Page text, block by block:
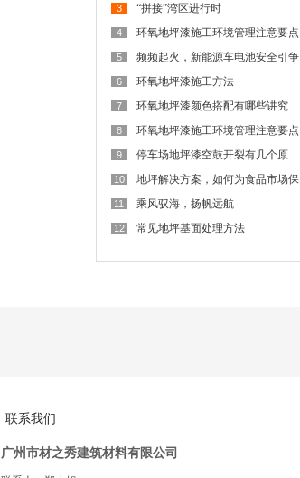
3 “拼接”湾区进行时
4 环氧地坪漆施工环境管理注意要点
5
频频起火，新能源车电池安全引争
难
6 环氧地坪漆施工方法
7
环氧地坪漆颜色搭配有哪些讲究
8 环氧地坪漆施工环境管理注意要点
9
停车场地坪漆空鼓开裂有几个原
10
地坪解决方案，如何为食品市场保
11 乘风驭海，扬帆远航
12 常见地坪基面处理方法
联系我们
广州市材之秀建筑材料有限公司